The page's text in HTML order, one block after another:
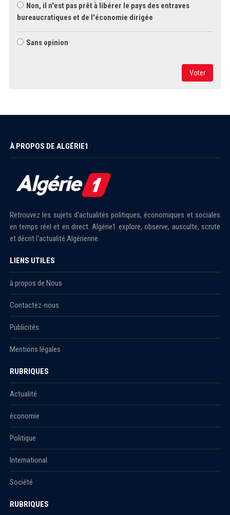
Non, il n'est pas prêt à libérer le pays des entraves
bureaucratiques et de l'économie dirigée
Sans opinion
Voter
À PROPOS DE ALGÉRIE1
Retrouvez les sujets d'actualités politiques, économiques et sociales
en temps réel et en direct. Algérie1 explore, observe, ausculte, scrute
et décrit l'actualité Algérienne.
LIENS UTILES
à propos de Nous
Contactez-nous
Publicités
Mentions légales
RUBRIQUES
Actualité
économie
Politique
International
Société
RUBRIQUES